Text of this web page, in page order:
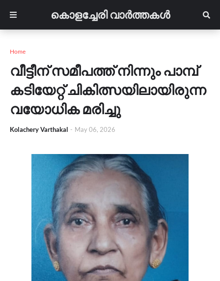
കൊളച്ചേരി വാർത്തകൾ
Home
വീട്ടീന് സമീപത്ത് നിന്നും പാമ്പ്
കടിയേറ്റ് ചികിത്സയിലായിരുന്ന
വയോധിക മരിച്ചു
Kolachery Varthakal - May 06, 2026